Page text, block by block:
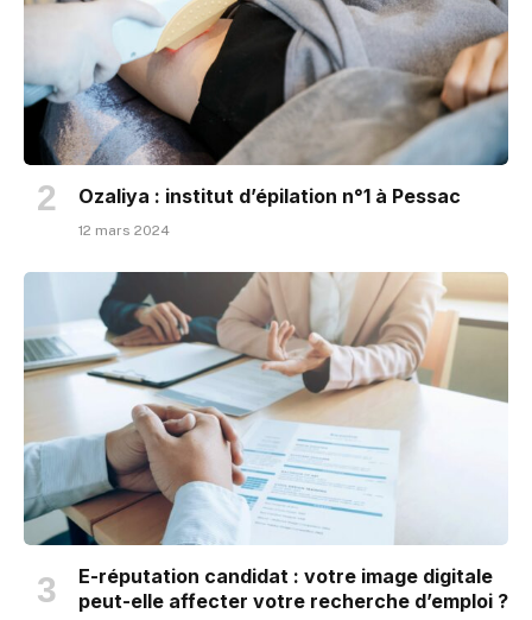
Ozaliya : institut d’épilation n°1 à Pessac
12 mars 2024
E-réputation candidat : votre image digitale
peut-elle affecter votre recherche d’emploi ?